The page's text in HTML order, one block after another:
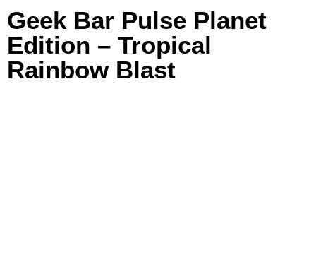
Geek Bar Pulse Planet
Edition – Tropical
Rainbow Blast